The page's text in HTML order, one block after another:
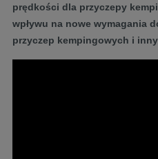
prędkości dla przyczepy
wpływu na nowe wymagania
przyczep kempingowych i